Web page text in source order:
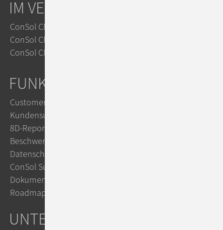
IM VERGLEICH
ConSol CM vs. Zendesk
ConSol CM vs. Jira
ConSol CM vs. OTRS
FUNKTIONEN
Customer Service
Kundensupport mit KI
8D-Reports im Reklamationsmanagement
Beschwerdemanagement
Datenschutz mit ConSol CM
ConSol Support & Trainings
Dokumentation im TecDoc
Roadmap
UNTERNEHMEN